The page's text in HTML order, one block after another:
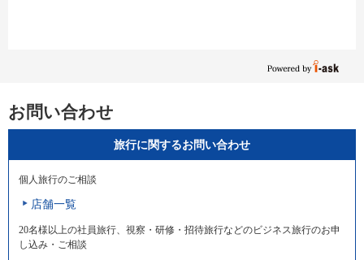
お問い合わせ
旅行に関するお問い合わせ
個人旅行のご相談
店舗一覧
20名様以上の社員旅行、視察・研修・招待旅行などのビジネス旅行のお申
し込み・ご相談